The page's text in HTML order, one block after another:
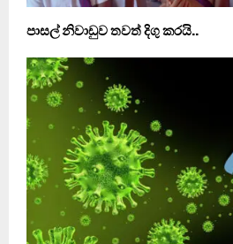
පාසල් නිවාඩුව තවත් දිගු කරයි..